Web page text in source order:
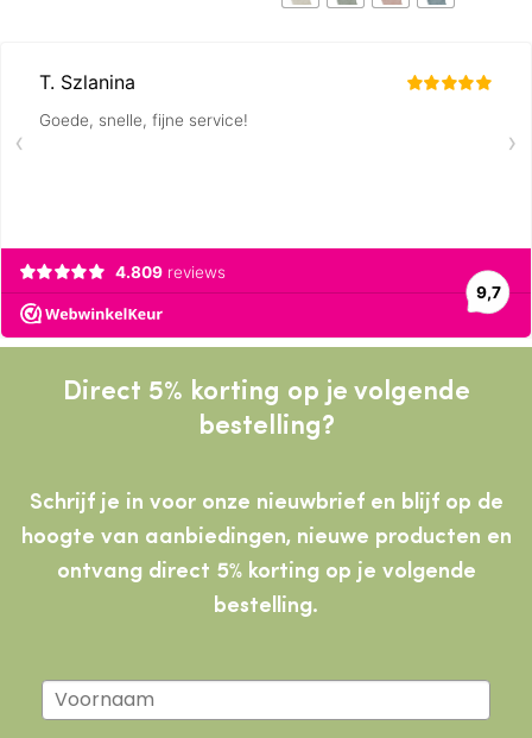
Direct 5% korting op je volgende
bestelling?
Schrijf je in voor onze nieuwbrief en blijf op de
hoogte van aanbiedingen, nieuwe producten en
ontvang direct 5% korting op je volgende
bestelling.